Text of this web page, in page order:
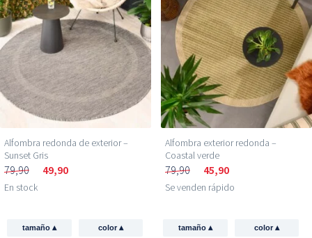
Alfombra redonda de exterior –
Sunset Gris
79,90 49,90
En stock
tamaño ▴ color▴
Alfombra exterior redonda –
Coastal verde
79,90 45,90
Se venden rápido
tamaño ▴ color▴